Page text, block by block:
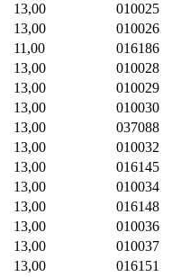
13,00
010025
13,00
010026
11,00
016186
13,00
010028
13,00
010029
13,00
010030
13,00
037088
13,00
010032
13,00
016145
13,00
010034
13,00
016148
13,00
010036
13,00
010037
13,00
016151